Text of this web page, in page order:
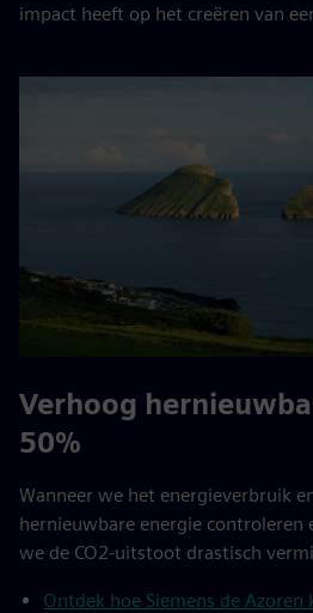
impact heeft op het creëren van
Verhoog
50%
Wanneer we het energieverbruik
hernieuwbare energie controleren
we de CO2-uitstoot drastisch
Ontdek hoe Siemens de